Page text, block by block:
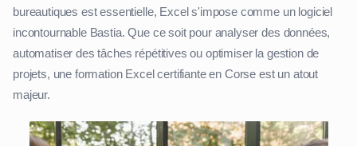
bureautiques est essentielle, Excel s'impose comme un logiciel
incontournable Bastia. Que ce soit pour analyser des données,
automatiser des tâches répétitives ou optimiser la gestion de
projets, une formation Excel certifiante en Corse est un atout
majeur.